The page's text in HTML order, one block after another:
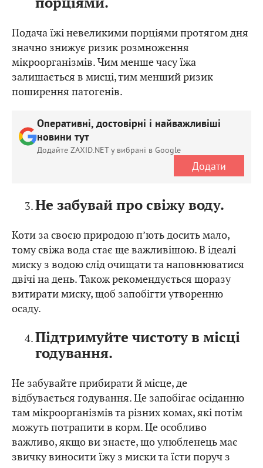
значно знижує ризик розмноження
мікроорганізмів. Чим менше часу їжа
залишається в мисці, тим менший ризик
поширення патогенів.
новини тут
Додайте ZAXID.NET у вибрані в Google
Додати
Не забувай про свіжу воду.
тому свіжа вода стає ще важливішою. В ідеалі
миску з водою слід очищати та наповнюватися
двічі на день. Також рекомендується щоразу
витирати миску, щоб запобігти утворенню
осаду.
Підтримуйте чистоту в місці
годування.
відбувається годування. Це запобігає осіданню
там мікроорганізмів та різних комах, які потім
можуть потрапити в корм. Це особливо
важливо, якщо ви знаєте, що улюбленець має
звичку виносити їжу з миски та їсти поруч з
нею.